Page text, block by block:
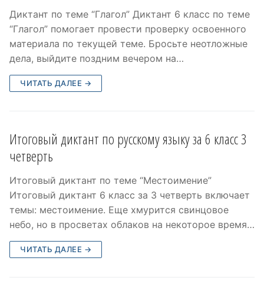
Диктант по теме “Глагол” Диктант 6 класс по теме
“Глагол” помогает провести проверку освоенного
материала по текущей теме. Бросьте неотложные
дела, выйдите поздним вечером на…
ЧИТАТЬ ДАЛЕЕ →
Итоговый диктант по русскому языку за 6 класс 3
четверть
Итоговый диктант по теме “Местоимение”
Итоговый диктант 6 класс за 3 четверть включает
темы: местоимение. Еще хмурится свинцовое
небо, но в просветах облаков на некоторое время…
ЧИТАТЬ ДАЛЕЕ →